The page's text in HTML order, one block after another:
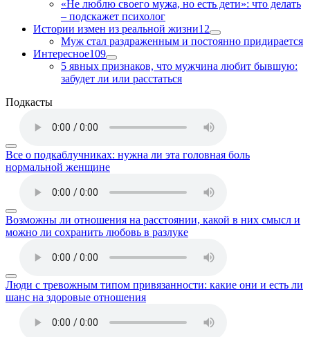
«Не люблю своего мужа, но есть дети»: что делать
– подскажет психолог
Истории измен из реальной жизни12
Муж стал раздраженным и постоянно придирается
Интересное109
5 явных признаков, что мужчина любит бывшую:
забудет ли или расстаться
Подкасты
Все о подкаблучниках: нужна ли эта головная боль
нормальной женщине
Возможны ли отношения на расстоянии, какой в них смысл и
можно ли сохранить любовь в разлуке
Люди с тревожным типом привязанности: какие они и есть ли
шанс на здоровые отношения